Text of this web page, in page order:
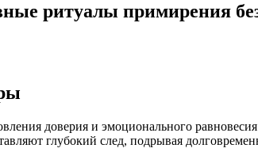
ритуалы примирения
доверия и эмоционального
глубокий след, подрывая